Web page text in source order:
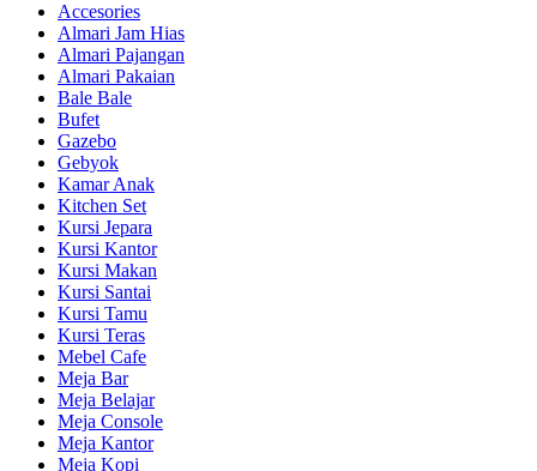
Accesories
Almari Jam Hias
Almari Pajangan
Almari Pakaian
Bale Bale
Bufet
Gazebo
Gebyok
Kamar Anak
Kitchen Set
Kursi Jepara
Kursi Kantor
Kursi Makan
Kursi Santai
Kursi Tamu
Kursi Teras
Mebel Cafe
Meja Bar
Meja Belajar
Meja Console
Meja Kantor
Meja Kopi